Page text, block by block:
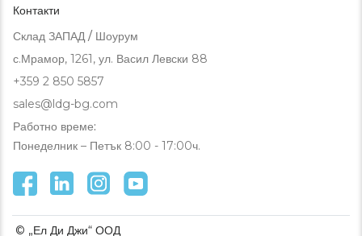
Контакти
Склад ЗАПАД / Шоурум
с.Мрамор, 1261, ул. Васил Левски 88
+359 2 850 5857
sales@ldg-bg.com
Работно време:
Понеделник – Петък 8:00 - 17:00ч.
© „Ел Ди Джи“ ООД